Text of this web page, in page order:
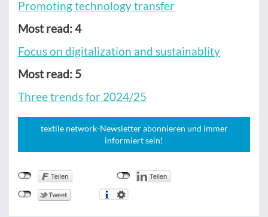
Promoting technology transfer
Most read: 4
Focus on digitalization and sustainablity
Most read: 5
Three trends for 2024/25
textile network-Newsletter abonnieren und immer
informiert sein!